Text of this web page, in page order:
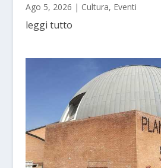
Ago 5, 2026 | Cultura, Eventi
leggi tutto